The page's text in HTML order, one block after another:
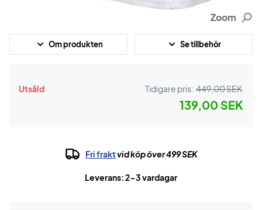
Zoom
Om produkten Se tillbehör
Utsåld Tidigare pris: 449,00 SEK
139,00 SEK
Fri fraktvid köp över 499 SEK
Leverans: 2-3 vardagar